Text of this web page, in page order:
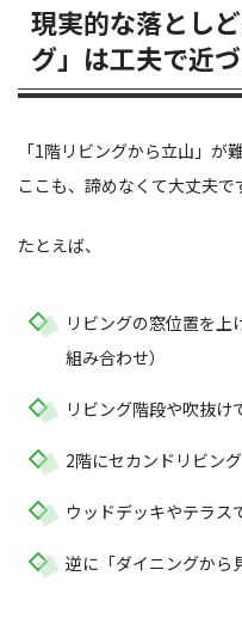
現実的な落とし
グ」は工夫で近
「1階リビングから立山」が
ここも、諦めなくて大丈夫で
たとえば、
リビングの窓位置を上
組み合わせ）
リビング階段や吹抜け
2階にセカンドリビン
ウッドデッキやテラス
逆に「ダイニングから